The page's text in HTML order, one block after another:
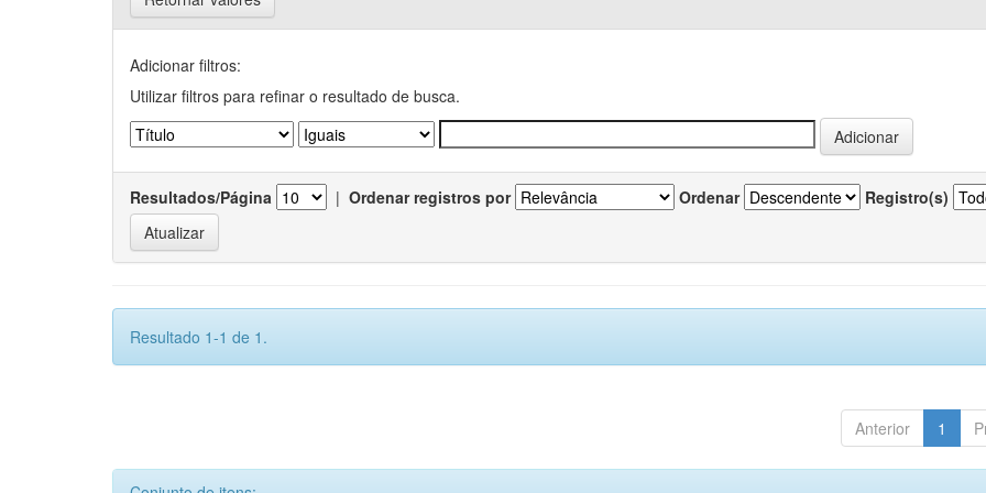
Adicionar filtros:
Utilizar filtros para refinar o resultado de busca.
Resultados/Página | Ordenar registros por Ordenar Registro(s)
Resultado 1-1 de 1.
Anterior 1